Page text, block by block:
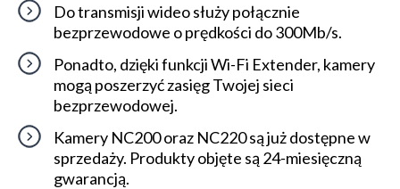
Do transmisji wideo służy połącznie
bezprzewodowe o prędkości do 300Mb/s.
Ponadto, dzięki funkcji Wi-Fi Extender, kamery
mogą poszerzyć zasięg Twojej sieci
bezprzewodowej.
Kamery NC200 oraz NC220 są już dostępne w
sprzedaży. Produkty objęte są 24-miesięczną
gwarancją.